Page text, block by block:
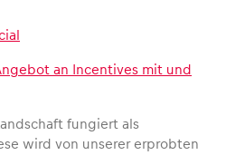
an Incentives mit und
fungiert als
wird von unserer erprobten